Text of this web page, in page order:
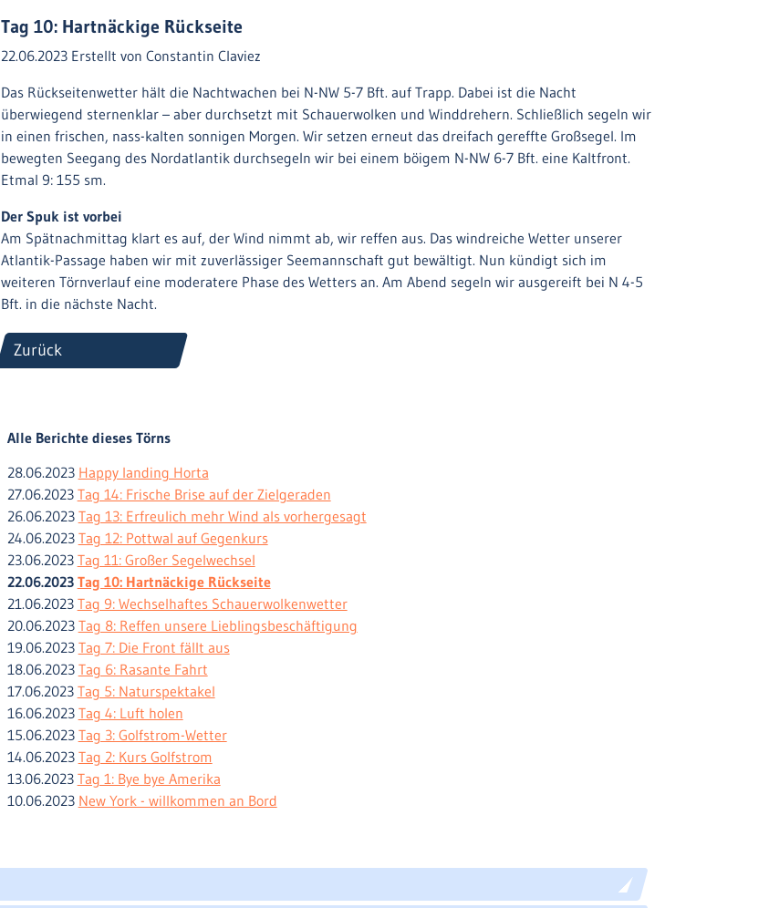
Tag 10: Hartnäckige Rückseite
22.06.2023 Erstellt von Constantin Claviez
Das Rückseitenwetter hält die Nachtwachen bei N-NW 5-7 Bft. auf Trapp. Dabei ist die Nacht
überwiegend sternenklar – aber durchsetzt mit Schauerwolken und Winddrehern. Schließlich segeln wir
in einen frischen, nass-kalten sonnigen Morgen. Wir setzen erneut das dreifach gereffte Großsegel. Im
bewegten Seegang des Nordatlantik durchsegeln wir bei einem böigem N-NW 6-7 Bft. eine Kaltfront.
Etmal 9: 155 sm.
Der Spuk ist vorbei
Am Spätnachmittag klart es auf, der Wind nimmt ab, wir reffen aus. Das windreiche Wetter unserer
Atlantik-Passage haben wir mit zuverlässiger Seemannschaft gut bewältigt. Nun kündigt sich im
weiteren Törnverlauf eine moderatere Phase des Wetters an. Am Abend segeln wir ausgereift bei N 4-5
Bft. in die nächste Nacht.
Zurück
Alle Berichte dieses Törns
28.06.2023 Happy landing Horta
27.06.2023 Tag 14: Frische Brise auf der Zielgeraden
26.06.2023 Tag 13: Erfreulich mehr Wind als vorhergesagt
24.06.2023 Tag 12: Pottwal auf Gegenkurs
23.06.2023 Tag 11: Großer Segelwechsel
22.06.2023 Tag 10: Hartnäckige Rückseite
21.06.2023 Tag 9: Wechselhaftes Schauerwolkenwetter
20.06.2023 Tag 8: Reffen unsere Lieblingsbeschäftigung
19.06.2023 Tag 7: Die Front fällt aus
18.06.2023 Tag 6: Rasante Fahrt
17.06.2023 Tag 5: Naturspektakel
16.06.2023 Tag 4: Luft holen
15.06.2023 Tag 3: Golfstrom-Wetter
14.06.2023 Tag 2: Kurs Golfstrom
13.06.2023 Tag 1: Bye bye Amerika
10.06.2023 New York - willkommen an Bord